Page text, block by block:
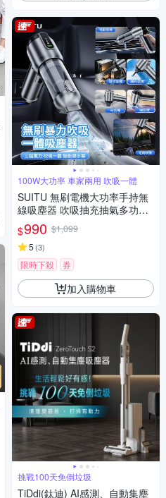
100W大功率 車家兩用 吹吸一體
SUITU 無刷電機大功率手持無
線吸塵器 吹吸抽充抽氣多功能
除塵器 數顯車載吹塵器 車家寵
三用
$990 $1,099
5 (3)
限時下殺 券
加入購物車
挑戰100天免倒垃圾
TiDdi(鈦迪) AI感測、自動集塵